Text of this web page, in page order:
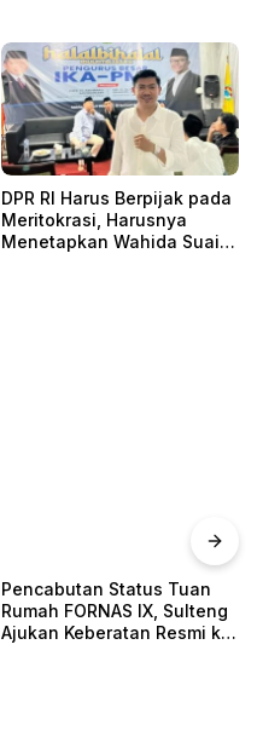
DPR RI Harus Berpijak pada
Meritokrasi, Harusnya
Menetapkan Wahida Suaib
Pencabutan Status Tuan
Rumah FORNAS IX, Sulteng
Ajukan Keberatan Resmi ke